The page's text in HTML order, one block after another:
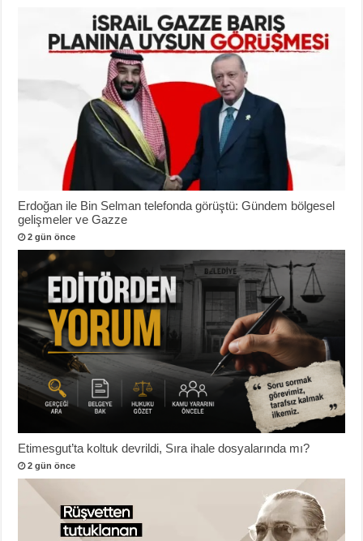
Erdoğan ile Bin Selman telefonda görüştü: Gündem bölgesel
gelişmeler ve Gazze
2 gün önce
Etimesgut’ta koltuk devrildi, Sıra ihale dosyalarında mı?
2 gün önce